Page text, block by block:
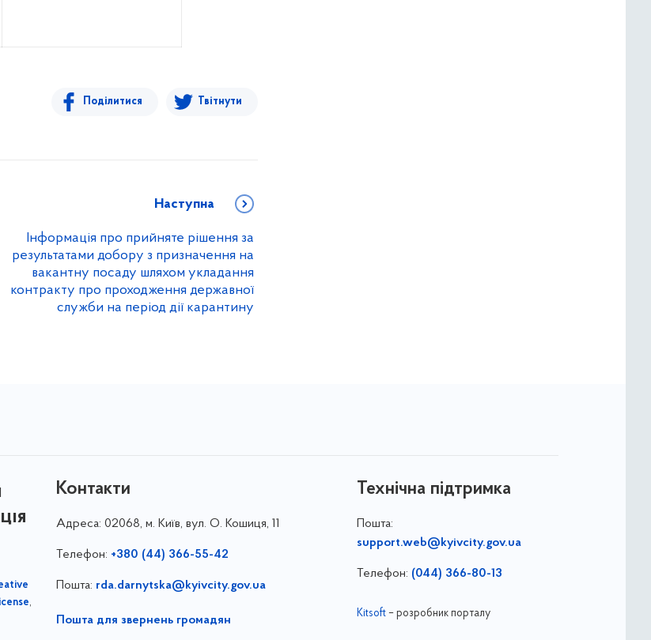
Поділитися Твітнути
Наступна
Інформація про прийняте рішення за
результатами добору з призначення на
вакантну посаду шляхом укладання
контракту про проходження державної
служби на період дії карантину
,
Контакти
Адреса: 02068, м. Київ, вул. О. Кошиця, 11
Телефон: +380 (44) 366-55-42
Пошта: rda.darnytska@kyivcity.gov.ua
Пошта для звернень громадян
Технічна підтримка
Пошта:
support.web@kyivcity.gov.ua
Телефон: (044) 366-80-13
Kitsoft– розробник порталу